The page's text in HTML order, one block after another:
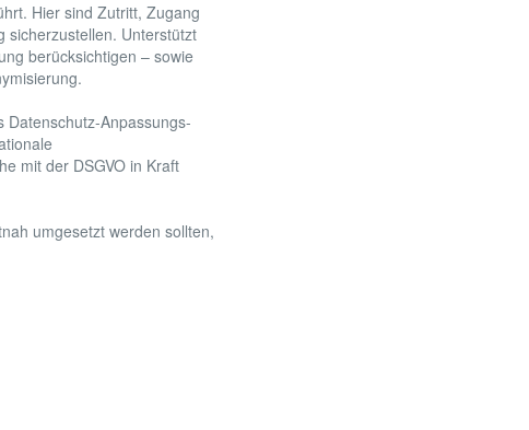
Hier sind Zutritt, Zugang
sicherzustellen. Unterstützt
berücksichtigen – sowie
Datenschutz-Anpassungs-
mit der DSGVO in Kraft
umgesetzt werden sollten,